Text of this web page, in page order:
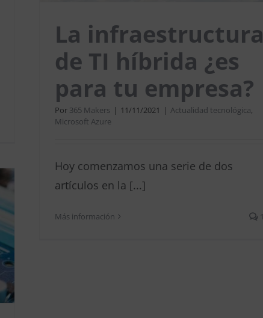
La infraestructura
de TI híbrida ¿es
para tu empresa?
Por 365 Makers | 11/11/2021 | Actualidad tecnológica,
Microsoft Azure
Hoy comenzamos una serie de dos
artículos en la [...]
Más información 1